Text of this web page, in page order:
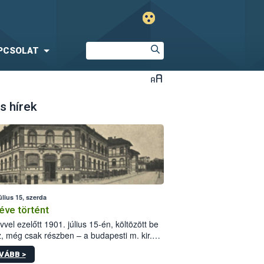
hírek
15, szerda
történt
ezelőtt 1901. július 15-én, költözött be
még csak részben – a budapesti m. kir.
állomás a Kis Rókus utca
alatti, Czigler Győző által tervezett új
>